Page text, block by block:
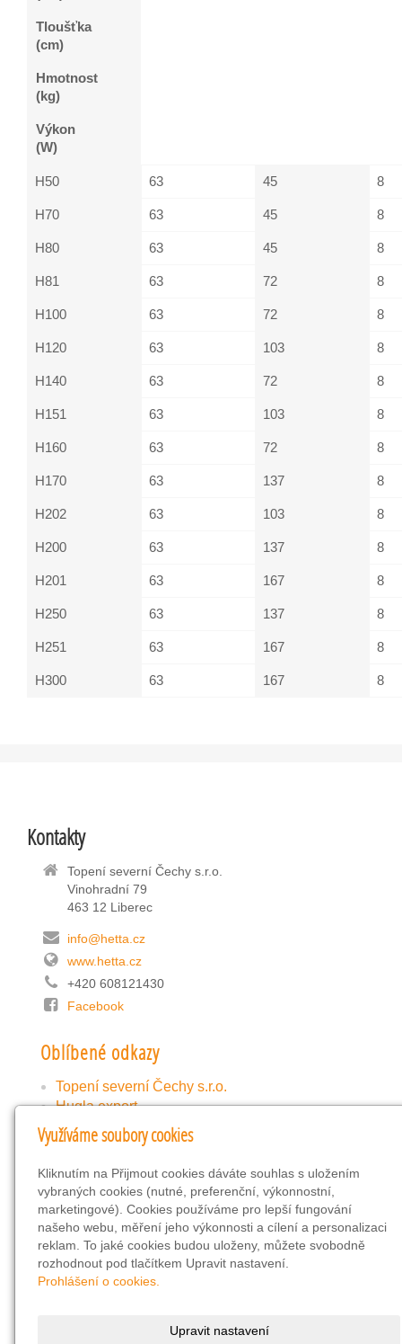
Tloušťka
(cm)
Hmotnost
(kg)
Výkon
(W)
H50 63 45 8
H70 63 45 8
H80 63 45 8
H81 63 72 8
H100 63 72 8
H120 63 103 8
H140 63 72 8
H151 63 103 8
H160 63 72 8
H170 63 137 8
H202 63 103 8
H200 63 137 8
H201 63 167 8
H250 63 137 8
H251 63 167 8
H300 63 167 8
Kontakty
Topení severní Čechy s.r.o.
Vinohradní 79
463 12 Liberec
info@hetta.cz
www.hetta.cz
+420 608121430
Facebook
Oblíbené odkazy
Topení severní Čechy s.r.o.
Hugla export
Hetta Slovensko
FB-reference
topidla Twister
Náhodný obrázek
Využíváme soubory cookies
Kliknutím na Přijmout cookies dáváte souhlas s uložením
vybraných cookies (nutné, preferenční, výkonnostní,
marketingové). Cookies používáme pro lepší fungování
našeho webu, měření jeho výkonnosti a cílení a personalizaci
reklam. To jaké cookies budou uloženy, můžete svobodně
rozhodnout pod tlačítkem Upravit nastavení.
Prohlášení o cookies.
Upravit nastavení